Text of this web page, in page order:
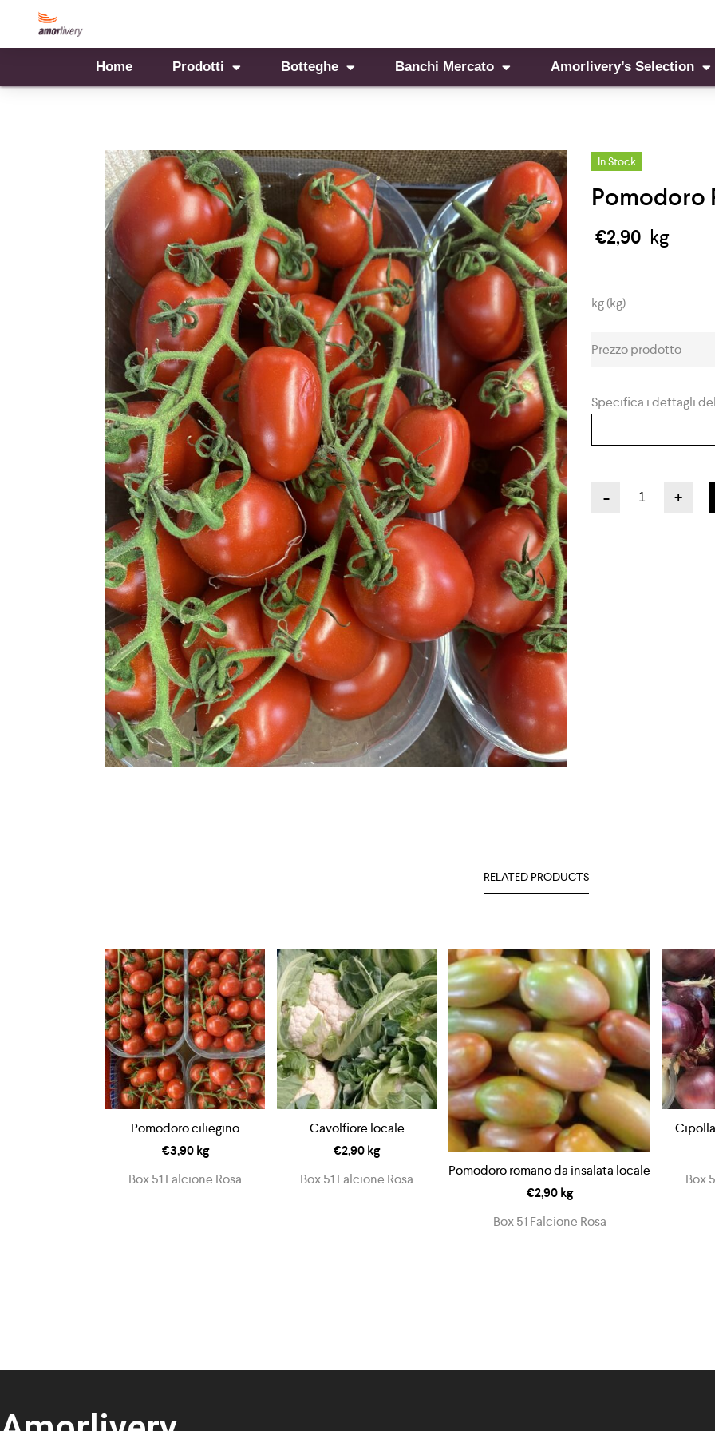
Home Prodotti Botteghe Banchi Mercato Amorlivery’s Selection
In Stock
Pomodoro
€2,90 kg
kg (kg)
Prezzo prodotto
Specifica i dettagli
- +
RELATED PRODUCTS
Pomodoro ciliegino
€3,90kg
Box 51 Falcione Rosa
Cavolfiore locale
€2,90kg
Box 51 Falcione Rosa
Pomodoro romano da insalata locale
€2,90kg
Box 51 Falcione Rosa
Box